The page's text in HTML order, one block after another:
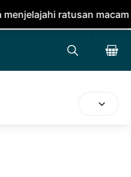
ratusan macam